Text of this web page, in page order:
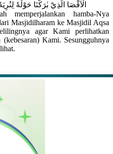
الْاَقْصَا الَّذِيْ بٰرَكْنَا حَوْلَهٗ
memperjalankan hamba-Nya
Masjidilharam ke Masjidil Aqsa
agar Kami perlihatkan
(kebesaran) Kami. Sesungguhnya